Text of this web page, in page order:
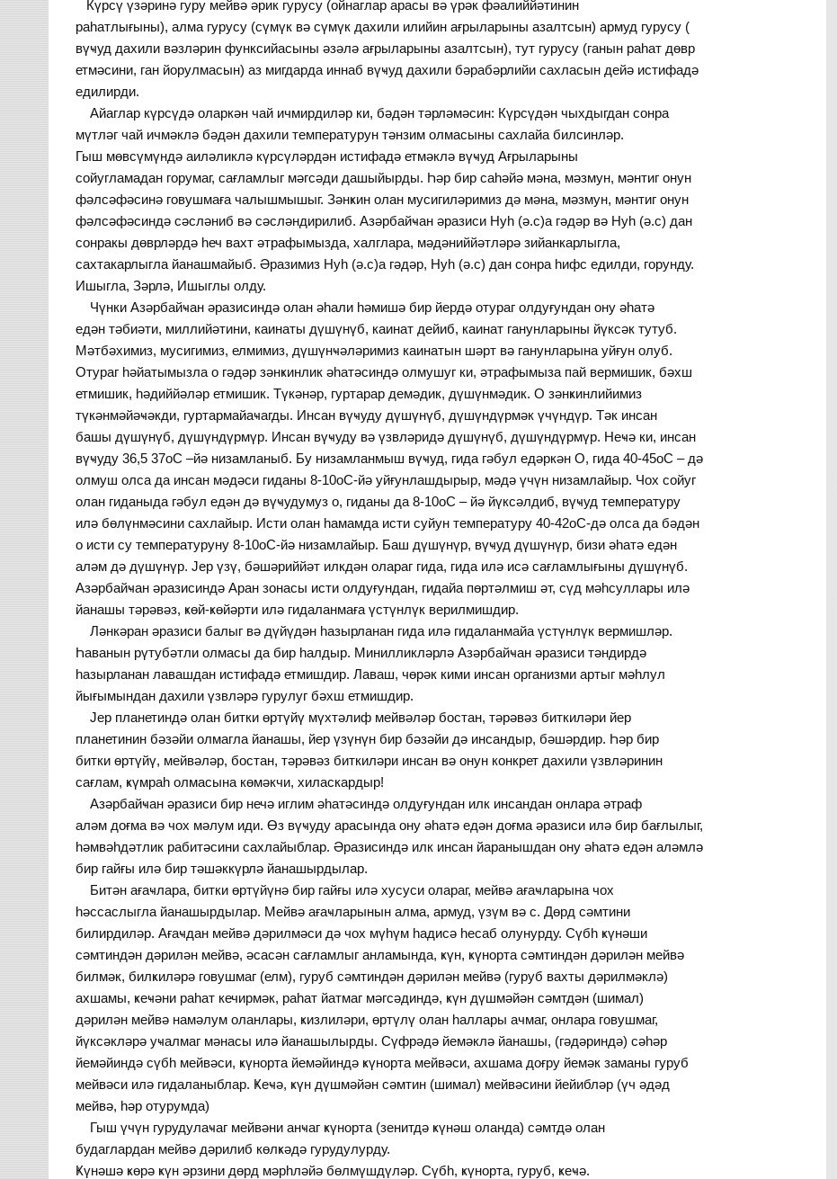
Күрсү үзәринә гуру мейвә әрик гурусу (ойнаглар арасы вә үрәк фәалиййәтинин
раһатлығыны), алма гурусу (сүмүк вә сүмүк дахили илийин ағрыларыны азалтсын) армуд гурусу (
вүҹуд дахили вәзләрин функсийасыны әзәлә ағрыларыны азалтсын), тут гурусу (ганын раһат дөвр
етмәсини, ган йорулмасын) аз мигдарда иннаб вүҹуд дахили бәрабәрлийи сахласын дейә истифадә
едилирди.
Айаглар күрсүдә оларкән чай ичмирдиләр ки, бәдән тәрләмәсин: Күрсүдән чыхдыгдан сонра
мүтләг чай ичмәклә бәдән дахили температурун тәнзим олмасыны сахлайа билсинләр.
Гыш мөвсүмүндә аиләликлә күрсүләрдән истифадә етмәклә вүҹуд Ағрыларыны
сойугламадан горумаг, сағламлыг мәгсәди дашыйырды. Һәр бир саһәйә мәна, мәзмун, мәнтиг онун
фәлсәфәсинә говушмаға чалышмышыг. Зәнҝин олан мусигиләримиз дә мәна, мәзмун, мәнтиг онун
фәлсәфәсиндә сәсләниб вә сәсләндирилиб. Азәрбайҹан әразиси Нуһ (ә.с)а гәдәр вә Нуһ (ә.с) дан
сонракы дөврләрдә һеч вахт әтрафымызда, халглара, мәдәниййәтләрә зийанкарлыгла,
сахтакарлыгла йанашмайыб. Әразимиз Нуһ (ә.с)а гәдәр, Нуһ (ә.с) дан сонра һифс едилди, горунду.
Ишыгла, Зәрлә, Ишыглы олду.
Чүнки Азәрбайҹан әразисиндә олан әһали һәмишә бир йердә отураг олдуғундан ону әһатә
едән тәбиәти, миллийәтини, каинаты дүшүнүб, каинат дейиб, каинат ганунларыны йүксәк тутуб.
Мәтбәхимиз, мусигимиз, елмимиз, дүшүнҹәләримиз каинатын шәрт вә ганунларына уйғун олуб.
Отураг һәйатымызла о гәдәр зәнҝинлик әһатәсиндә олмушуг ки, әтрафымыза пай вермишик, бәхш
етмишик, һәдиййәләр етмишик. Түкәнәр, гуртарар демәдик, дүшүнмәдик. О зәнҝинлийимиз
түкәнмәйәҹәкди, гуртармайаҹагды. Инсан вүҹуду дүшүнүб, дүшүндүрмәк үчүндүр. Тәк инсан
башы дүшүнүб, дүшүндүрмүр. Инсан вүҹуду вә үзвләридә дүшүнүб, дүшүндүрмүр. Неҹә ки, инсан
вүҹуду 36,5 37oC –йә низамланыб. Бу низамланмыш вүҹуд, гида гәбул едәркән О, гида 40-45oC – дә
олмуш олса да инсан мәдәси гиданы 8-10oC-йә уйғунлашдырыр, мәдә үчүн низамлайыр. Чох сойуг
олан гиданыда гәбул едән дә вүҹудумуз о, гиданы да 8-10oC – йә йүксәлдиб, вүҹуд температуру
илә бөлүнмәсини сахлайыр. Исти олан һамамда исти суйун температуру 40-42oC-дә олса да бәдән
о исти су температуруну 8-10oC-йә низамлайыр. Баш дүшүнүр, вүҹуд дүшүнүр, бизи әһатә едән
аләм дә дүшүнүр. Јер үзү, бәшәриййәт илкдән олараг гида, гида илә исә сағламлығыны дүшүнүб.
Азәрбайҹан әразисиндә Аран зонасы исти олдуғундан, гидайа пөртәлмиш әт, сүд мәһсуллары илә
йанашы тәрәвәз, ҝөй-ҝөйәрти илә гидаланмаға үстүнлүк верилмишдир.
Ләнкәран әразиси балыг вә дүйүдән һазырланан гида илә гидаланмайа үстүнлүк вермишләр.
Һаванын рүтубәтли олмасы да бир һалдыр. Минилликләрлә Азәрбайҹан әразиси тәндирдә
һазырланан лавашдан истифадә етмишдир. Лаваш, чөрәк кими инсан организми артыг мәһлул
йығымындан дахили үзвләрә гурулуг бәхш етмишдир.
Јер планетиндә олан битки өртүйү мүхтәлиф мейвәләр бостан, тәрәвәз биткиләри йер
планетинин бәзәйи олмагла йанашы, йер үзүнүн бир бәзәйи дә инсандыр, бәшәрдир. Һәр бир
битки өртүйү, мейвәләр, бостан, тәрәвәз биткиләри инсан вә онун конкрет дахили үзвләринин
сағлам, ҝүмраһ олмасына көмәкчи, хиласкардыр!
Азәрбайҹан әразиси бир нечә иглим әһатәсиндә олдуғундан илк инсандан онлара әтраф
аләм доғма вә чох мәлум иди. Өз вүҹуду арасында ону әһатә едән доғма әразиси илә бир бағлылыг,
һәмвәһдәтлик рабитәсини сахлайыблар. Әразисиндә илк инсан йаранышдан ону әһатә едән аләмлә
бир гайғы илә бир тәшәккүрлә йанашырдылар.
Битән ағаҹлара, битки өртүйүнә бир гайғы илә хусуси олараг, мейвә ағаҹларына чох
һәссаслыгла йанашырдылар. Мейвә ағаҹларынын алма, армуд, үзүм вә с. Дөрд сәмтини
билирдиләр. Ағаҹдан мейвә дәрилмәси дә чох мүһүм һадисә һесаб олунурду. Сүбһ ҝүнәши
сәмтиндән дәрилән мейвә, әсасән сағламлыг анламында, ҝүн, ҝүнорта сәмтиндән дәрилән мейвә
билмәк, билҝиләрә говушмаг (елм), гуруб сәмтиндән дәрилән мейвә (гуруб вахты дәрилмәклә)
ахшамы, ҝеҹәни раһат кечирмәк, раһат йатмаг мәгсәдиндә, ҝүн дүшмәйән сәмтдән (шимал)
дәрилән мейвә намәлум оланлары, ҝизлиләри, өртүлү олан һаллары ачмаг, онлара говушмаг,
йүксәкләрә уҹалмаг мәнасы илә йанашылырды. Сүфрәдә йемәклә йанашы, (гәдәриндә) сәһәр
йемәйиндә сүбһ мейвәси, ҝүнорта йемәйиндә ҝүнорта мейвәси, ахшама доғру йемәк заманы гуруб
мейвәси илә гидаланыблар. Ҝеҹә, ҝүн дүшмәйән сәмтин (шимал) мейвәсини йейибләр (үч әдәд
мейвә, һәр отурумда)
Гыш үчүн гурудулаҹаг мейвәни анҹаг ҝүнорта (зенитдә ҝүнәш оланда) сәмтдә олан
будаглардан мейвә дәрилиб көлҝәдә гурудулурду.
Ҝүнәшә ҝөрә ҝүн әрзини дөрд мәрһләйә бөлмүшдүләр. Сүбһ, ҝүнорта, гуруб, ҝеҹә.